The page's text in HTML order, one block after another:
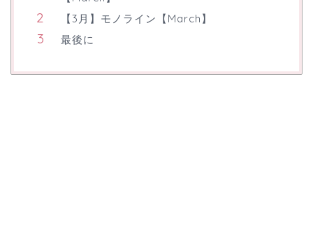
【3月】モノライン【March】
最後に